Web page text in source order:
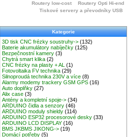
Routery low-cost
Routery Opti Hi-end
Tiskové servery a převodníky USB
Kategorie
3D tisk CNC frézky soustruhy-> (132)
Baterie akumulátory nabíječky (125)
Bezpečnostní kamery (3)
Chytrá smart klika (2)
CNC frézky na plasty + AL
(1)
Fotovoltaika FV technika (29)
Silnoproudá technika 230V a více (8)
Alarmy modemy trackery GSM GPS (16)
Auto doplňky (27)
Alix case (3)
Antény a kompletní spoje-> (34)
ARDUINO čidla a senzory (46)
ARDUINO moduly shieldy (114)
ARDUINO ESP32 procesorové desky (33)
ARDUINO LCD DISPLAY (16)
BMS JKBMS JIKONG-> (19)
Domácí potřeby (5)